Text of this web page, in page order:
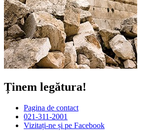
Ținem legătura!
Pagina de contact
021-311-2001
Vizitați-ne și pe Facebook